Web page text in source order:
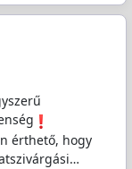
érthető, hogy